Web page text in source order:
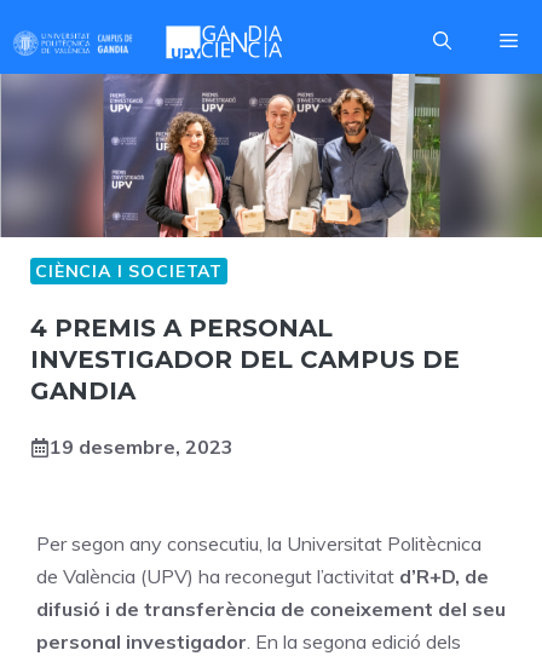
to
content
CIÈNCIA I SOCIETAT
4 PREMIS A PERSONAL
INVESTIGADOR DEL CAMPUS DE
GANDIA
19 desembre, 2023
Per segon any consecutiu, la Universitat Politècnica
de València (UPV) ha reconegut l’activitat d’R+D, de
difusió i de transferència de coneixement del seu
personal investigador . En la segona edició dels